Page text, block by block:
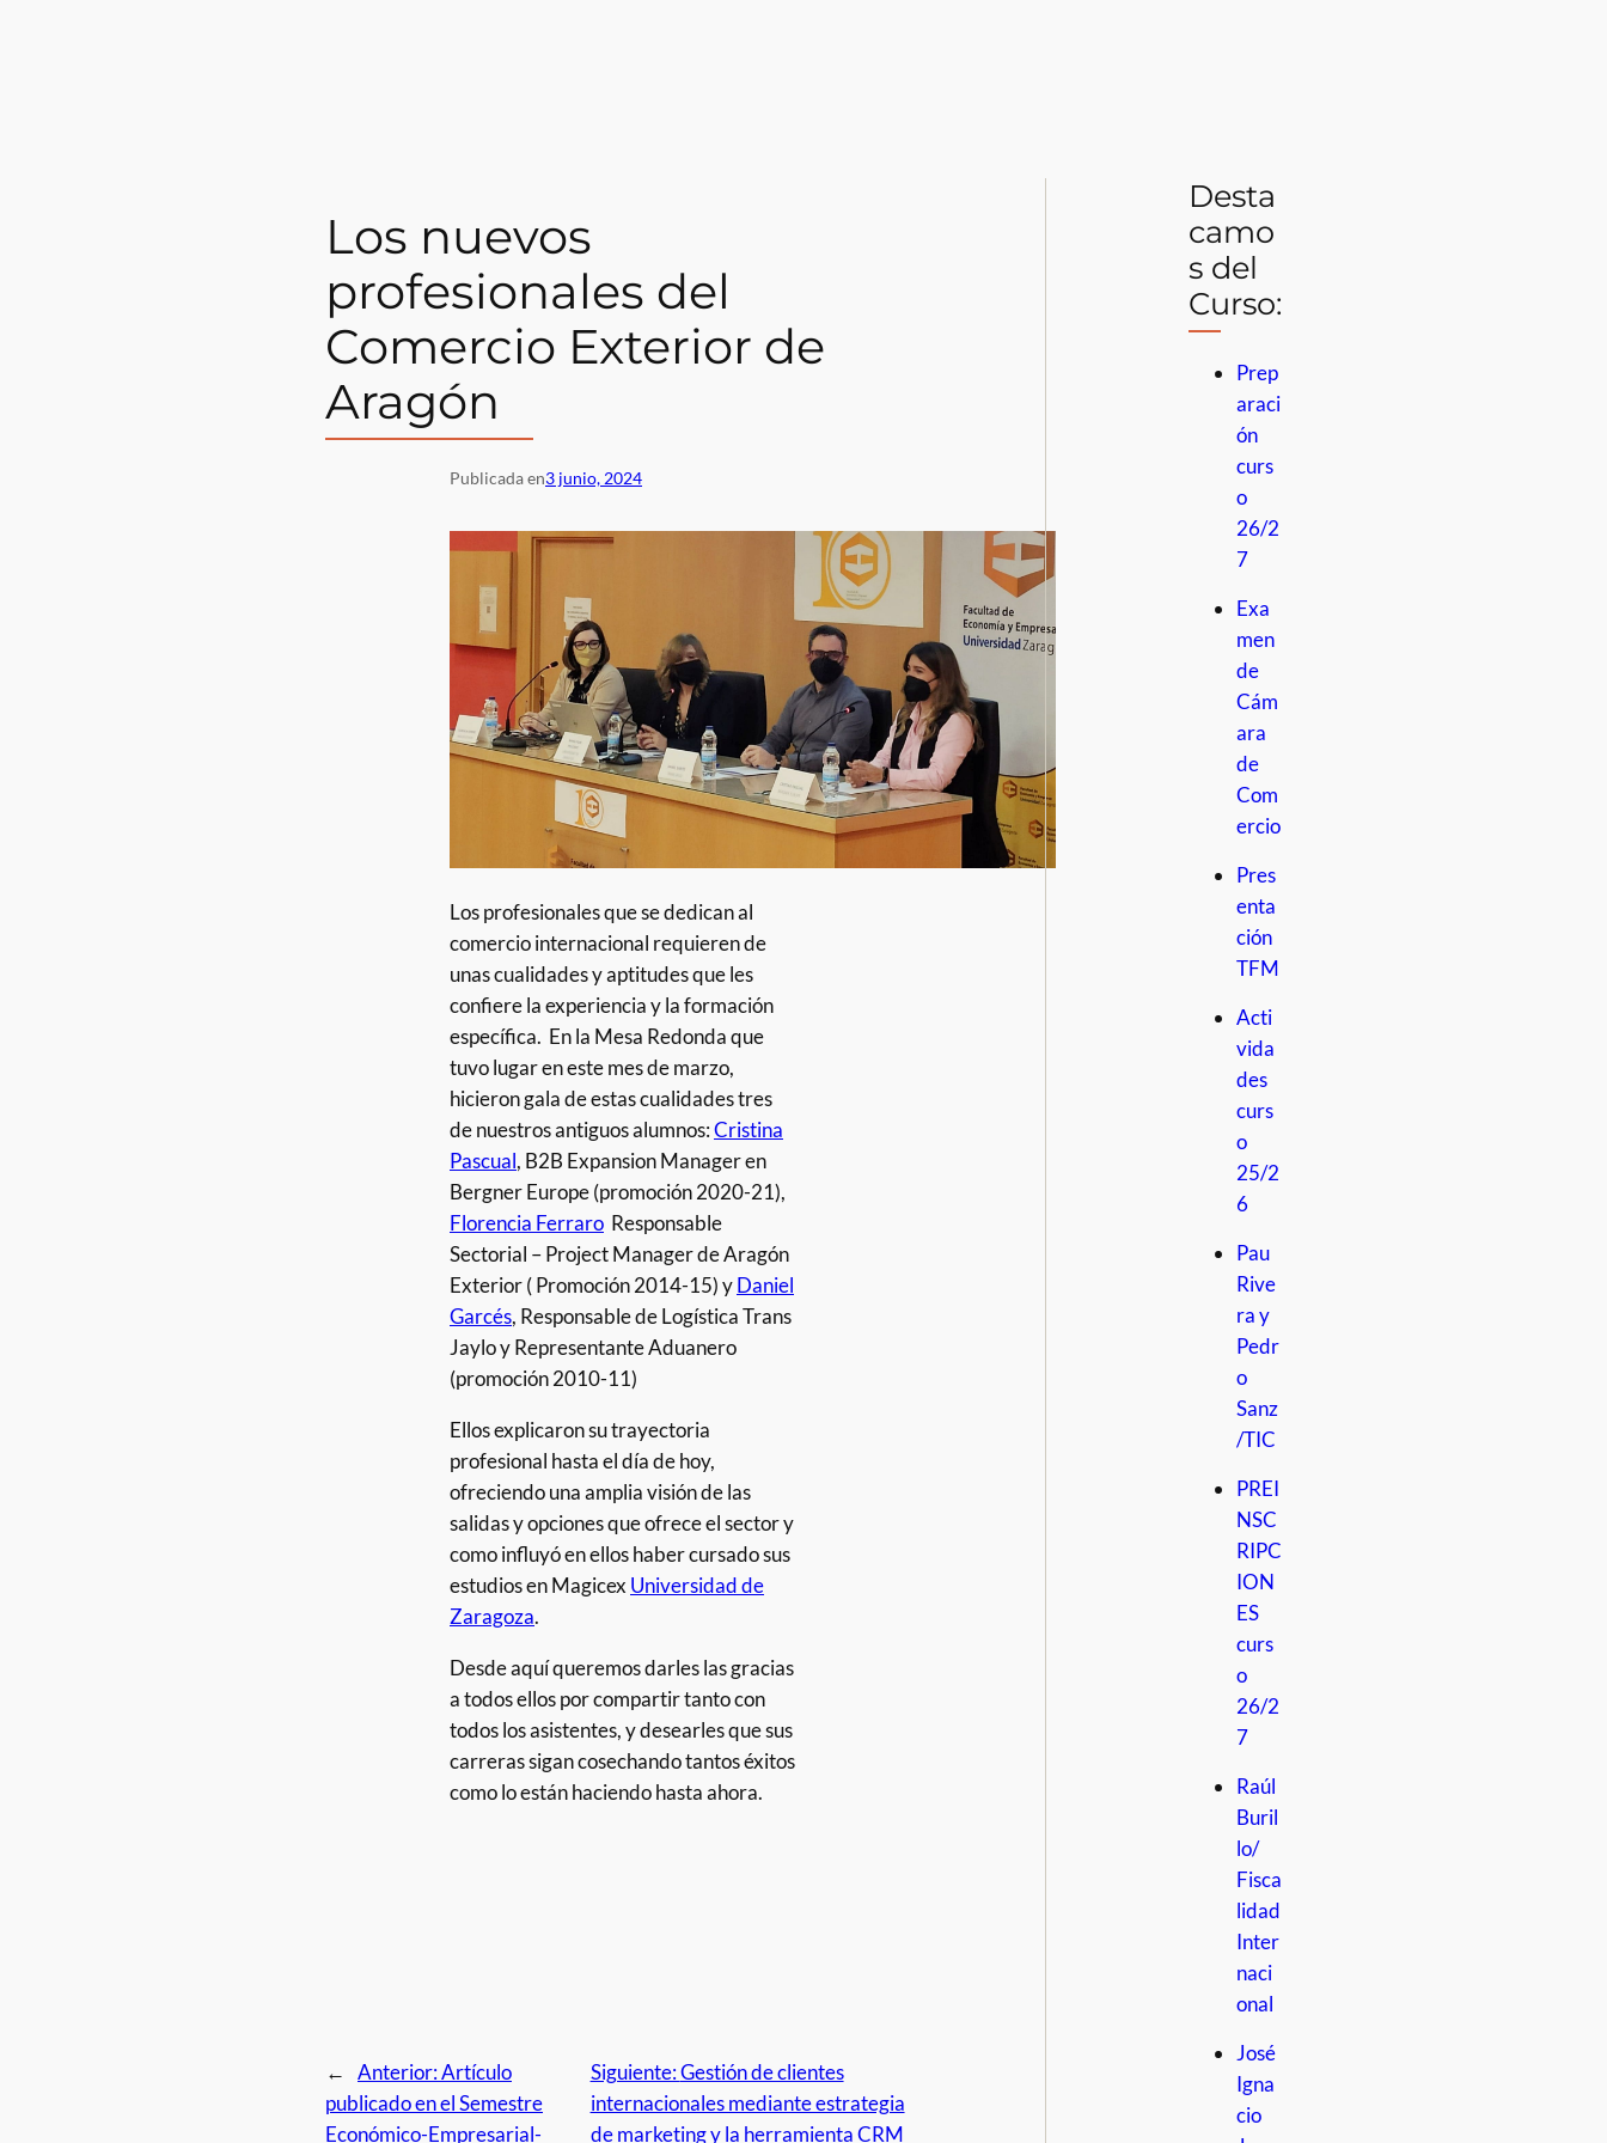
Los nuevos
profesionales del
Comercio Exterior de
Aragón
Publicada en3 junio, 2024
Los profesionales que se dedican al
comercio internacional requieren de
unas cualidades y aptitudes que les
confiere la experiencia y la formación
específica. En la Mesa Redonda que
tuvo lugar en este mes de marzo,
hicieron gala de estas cualidades tres
de nuestros antiguos alumnos:Cristina
Pascual, B2B Expansion Manager en
Bergner Europe (promoción 2020-21),
Florencia Ferraro Responsable
Sectorial – Project Manager de Aragón
Exterior ( Promoción 2014-15) yDaniel
Garcés, Responsable de Logística Trans
Jaylo y Representante Aduanero
(promoción 2010-11)
Ellos explicaron su trayectoria
profesional hasta el día de hoy,
ofreciendo una amplia visión de las
salidas y opciones que ofrece el sector y
como influyó en ellos haber cursado sus
estudios en Magicex Universidad de
Zaragoza.
Desde aquí queremos darles las gracias
a todos ellos por compartir tanto con
todos los asistentes, y desearles que sus
carreras sigan cosechando tantos éxitos
como lo están haciendo hasta ahora.
← Anterior:Artículo
publicado en el Semestre
Económico-Empresarial-
Siguiente:Gestión de clientes
internacionales mediante estrategia
de marketing y la herramienta CRM
Desta
camo
s del
Curso:
Prep
araci
ón
curs
o
26/2
7
Exa
men
de
Cám
ara
de
Com
ercio
Pres
enta
ción
TFM
Acti
vida
des
curs
o
25/2
6
Pau
Rive
ra y
Pedr
o
Sanz
/TIC
PREI
NSC
RIPC
ION
ES
curs
o
26/2
7
Raúl
Buril
lo/
Fisca
lidad
Inter
naci
onal
José
Igna
cio